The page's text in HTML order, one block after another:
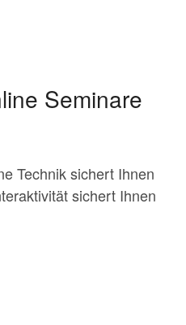
Seminare
Technik sichert Ihnen
sichert Ihnen